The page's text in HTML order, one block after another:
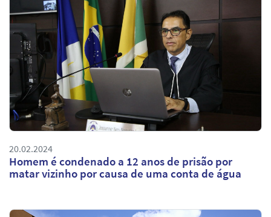
20.02.2024
Homem é condenado a 12 anos de prisão por
matar vizinho por causa de uma conta de água